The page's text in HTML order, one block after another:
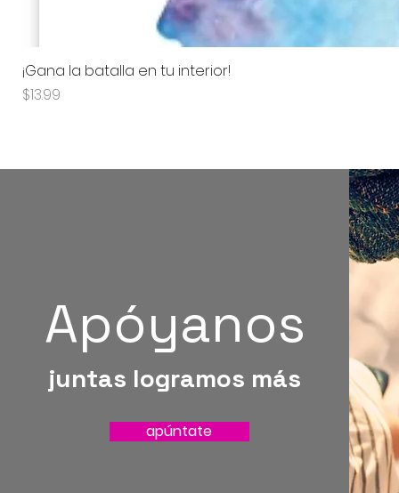
¡Gana la batalla en tu interior!
Price
$13.99
Apóyanos
juntas logramos más
apúntate